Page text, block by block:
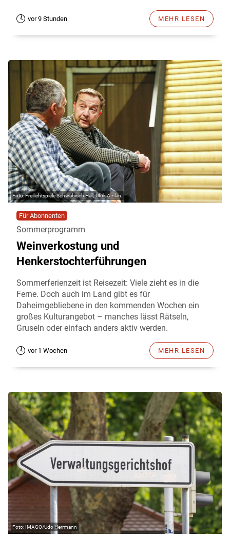
vor 9 Stunden MEHR LESEN
Freilichtspiele Schwäbisch Hall, Ufuk Arslan.
Für Abonnenten
Sommerprogramm
Weinverkostung und
Henkerstochterführungen
Sommerferienzeit ist Reisezeit: Viele zieht es in die
Ferne. Doch auch im Land gibt es für
Daheimgebliebene in den kommenden Wochen ein
großes Kulturangebot – manches lässt Rätseln,
Gruseln oder einfach anders aktiv werden.
vor 1 Wochen MEHR LESEN
IMAGO/Udo Herrmann